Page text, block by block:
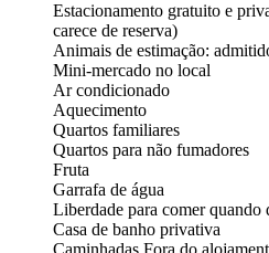
Estacionamento gratuito e
carece de reserva)
Animais de estimação:
Mini-mercado no local
Ar condicionado
Aquecimento
Quartos familiares
Quartos para não fumadores
Fruta
Garrafa de água
Liberdade para comer quando
Casa de banho privativa